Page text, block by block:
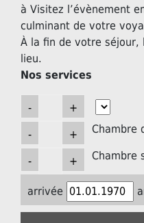
à Visitez l’évènement
culminant de votre
À la fin de votre séjour,
lieu.
Nos services
Chambre
Chambre
arrivée